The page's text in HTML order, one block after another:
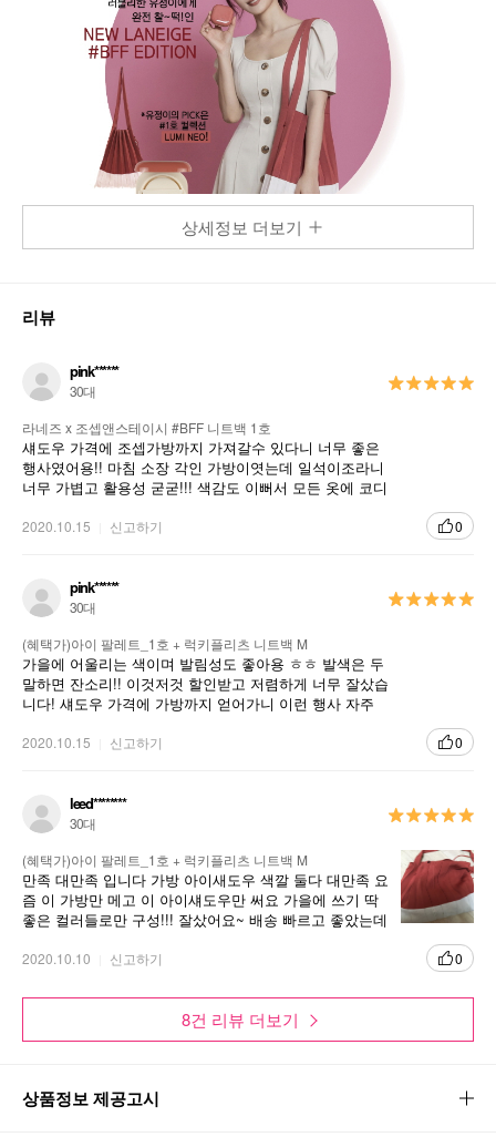
상세정보 더보기
리뷰
pink******
30대
라네즈 x 조셉앤스테이시 #BFF 니트백 1호
섀도우 가격에 조셉가방까지 가져갈수 있다니 너무 좋은
행사였어용!! 마침 소장 각인 가방이엿는데 일석이조라니
너무 가볍고 활용성 굳굳!!! 색감도 이뻐서 모든 옷에 코디
2020.10.15 신고하기 0
pink******
30대
(혜택가)아이 팔레트_1호 + 럭키플리츠 니트백 M
가을에 어울리는 색이며 발림성도 좋아용 ㅎㅎ 발색은 두
말하면 잔소리!! 이것저것 할인받고 저렴하게 너무 잘샀습
니다! 섀도우 가격에 가방까지 얻어가니 이런 행사 자주
2020.10.15 신고하기 0
leed********
30대
(혜택가)아이 팔레트_1호 + 럭키플리츠 니트백 M
만족 대만족 입니다 가방 아이새도우 색깔 둘다 대만족 요
즘 이 가방만 메고 이 아이섀도우만 써요 가을에 쓰기 딱
좋은 컬러들로만 구성!!! 잘샀어요~ 배송 빠르고 좋았는데
2020.10.10 신고하기 0
8건 리뷰 더보기
상품정보 제공고시